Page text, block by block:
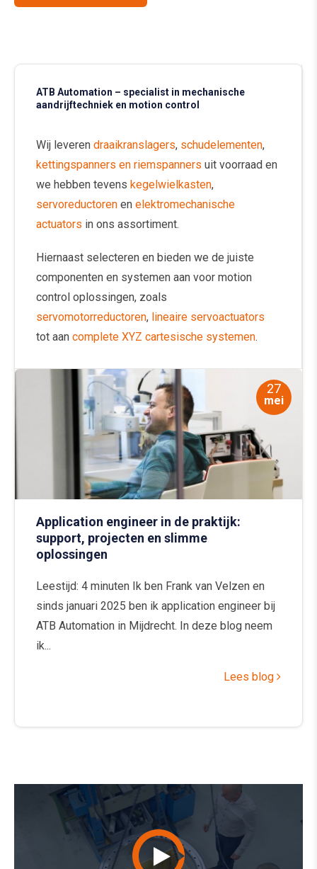
ATB Automation – specialist in mechanische
aandrijftechniek en motion control
Wij leveren draaikranslagers, schudelementen,
kettingspanners en riemspanners uit voorraad en
we hebben tevens kegelwielkasten,
servoreductoren en elektromechanische
actuators in ons assortiment.
Hiernaast selecteren en bieden we de juiste
componenten en systemen aan voor motion
control oplossingen, zoals
servomotorreductoren, lineaire servoactuators
tot aan complete XYZ cartesische systemen.
27
mei
Application engineer in de praktijk:
support, projecten en slimme
oplossingen
Leestijd: 4 minuten Ik ben Frank van Velzen en
sinds januari 2025 ben ik application engineer bij
ATB Automation in Mijdrecht. In deze blog neem
ik...
Lees blog